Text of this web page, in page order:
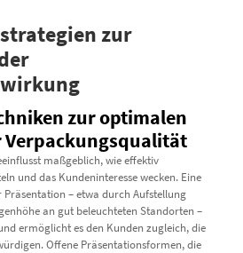
zur
zur optimalen
Verpackungsqualität
maßgeblich, wie effektiv
und das Kundeninteresse wecken. Eine
– etwa durch Aufstellung
an gut beleuchteten Standorten –
ermöglicht es den Kunden zugleich, die
Offene Präsentationsformen, die